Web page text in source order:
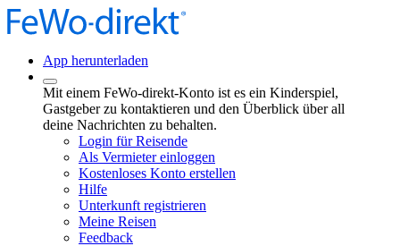
App herunterladen
Mit einem FeWo-direkt-Konto ist es ein Kinderspiel,
Gastgeber zu kontaktieren und den Überblick über all
deine Nachrichten zu behalten.
Login für Reisende
Als Vermieter einloggen
Kostenloses Konto erstellen
Hilfe
Unterkunft registrieren
Meine Reisen
Feedback